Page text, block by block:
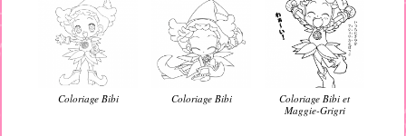
Coloriage Bibi Coloriage Bibi
Coloriage Bibi et
Maggie-Grigri